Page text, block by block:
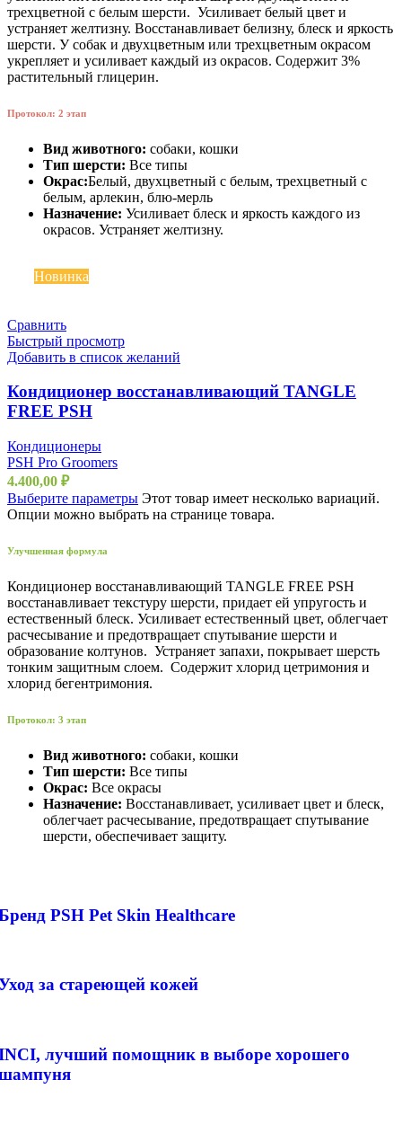
трехцветной с белым шерсти. Усиливает белый цвет и
устраняет желтизну. Восстанавливает белизну, блеск и яркость
шерсти. У собак и двухцветным или трехцветным окрасом
укрепляет и усиливает каждый из окрасов. Содержит 3%
растительный глицерин.
Протокол: 2 этап
Вид животного: собаки, кошки
Тип шерсти: Все типы
Окрас:Белый, двухцветный с белым, трехцветный с
белым, арлекин, блю-мерль
Назначение: Усиливает блеск и яркость каждого из
окрасов. Устраняет желтизну.
Новинка
Сравнить
Быстрый просмотр
Добавить в список желаний
Кондиционер восстанавливающий TANGLE
FREE PSH
Кондиционеры
PSH Pro Groomers
4.400,00 ₽
Выберите параметры Этот товар имеет несколько вариаций.
Опции можно выбрать на странице товара.
Улучшенная формула
Кондиционер восстанавливающий TANGLE FREE PSH
восстанавливает текстуру шерсти, придает ей упругость и
естественный блеск. Усиливает естественный цвет, облегчает
расчесывание и предотвращает спутывание шерсти и
образование колтунов. Устраняет запахи, покрывает шерсть
тонким защитным слоем. Содержит хлорид цетримония и
хлорид бегентримония.
Протокол: 3 этап
Вид животного: собаки, кошки
Тип шерсти: Все типы
Окрас: Все окрасы
Назначение: Восстанавливает, усиливает цвет и блеск,
облегчает расчесывание, предотвращает спутывание
шерсти, обеспечивает защиту.
PSH Pet Skin Healthcare
за стареющей кожей
лучший помощник в выборе хорошего